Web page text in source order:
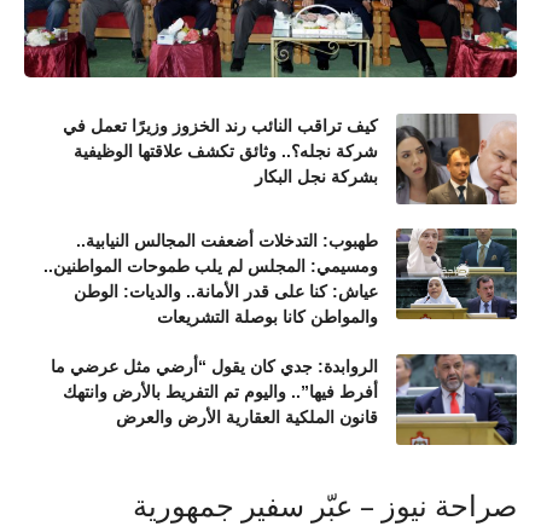
كيف تراقب النائب رند الخزوز وزيرًا تعمل في
شركة نجله؟.. وثائق تكشف علاقتها الوظيفية
بشركة نجل البكار
طهبوب: التدخلات أضعفت المجالس النيابية..
ومسيمي: المجلس لم يلب طموحات المواطنين..
عياش: كنا على قدر الأمانة.. والديات: الوطن
والمواطن كانا بوصلة التشريعات
الروابدة: جدي كان يقول “أرضي مثل عرضي ما
أفرط فيها”.. واليوم تم التفريط بالأرض وانتهك
قانون الملكية العقارية الأرض والعرض
صراحة نيوز – عبّر سفير جمهورية